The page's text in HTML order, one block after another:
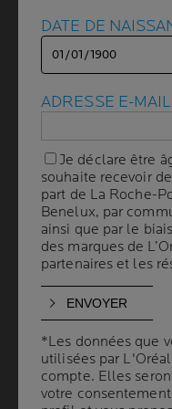
CAPACITÉ
LES
100 % du
Fluide Lipikar
DATE DE
ADRESSE E-MAIL
Je déclare être
souhaite recevoir
part de La Roche-
Benelux, par
ainsi que par le
des marques de
partenaires et les
*Les données que
utilisées par
compte. Elles
votre
DATE DE
ADRESSE E-MAIL
Je déclare être
souhaite recevoir
part de La Roche-
Benelux, par
ainsi que par le
des marques de
partenaires et les
*Les données que
utilisées par
compte. Elles
votre